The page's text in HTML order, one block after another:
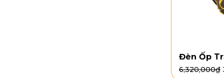
Đèn Ốp
6,320,000₫